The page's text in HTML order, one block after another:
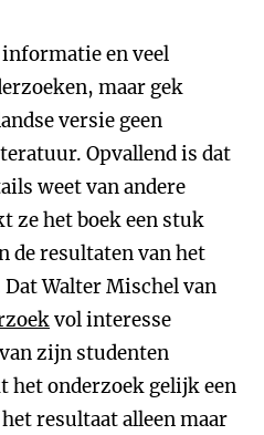
informatie en veel
maar gek
versie geen
Opvallend is dat
weet van andere
ze het boek een stuk
de resultaten van het
Walter Mischel van
vol interesse
zijn studenten
het onderzoek gelijk een
resultaat alleen maar